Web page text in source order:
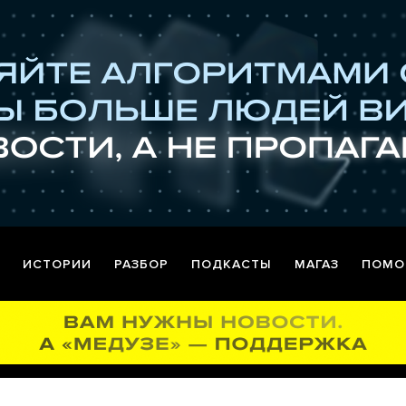
ИСТОРИИ РАЗБОР ПОДКАСТЫ МАГАЗ